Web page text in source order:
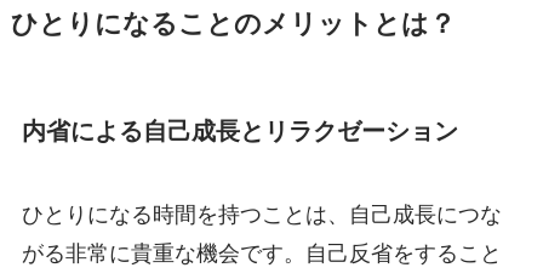
ひとりになることのメリットとは？
内省による自己成長とリラクゼーション
ひとりになる時間を持つことは、自己成長につな
がる非常に貴重な機会です。自己反省をすること